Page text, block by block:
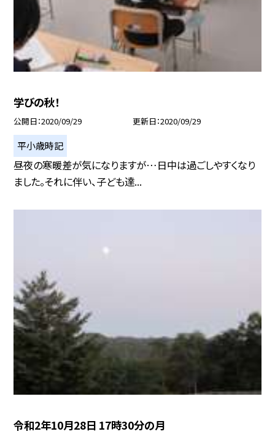
学びの秋！
公開日 2020/09/29 更新日 2020/09/29
平小歳時記
昼夜の寒暖差が気になりますが…日中は過ごしやすくなり
ました。それに伴い、子ども達...
令和2年10月28日 17時30分の月